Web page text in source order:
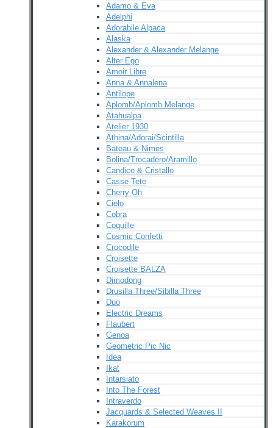
Adamo & Eva
Adelphi
Adorabile Alpaca
Alaska
Alexander & Alexander Melange
Alter Ego
Amoir Libre
Anna & Annalena
Antilope
Aplomb/Aplomb Melange
Atahualpa
Atelier 1930
Athina/Adorai/Scintilla
Bateau & Nimes
Bolina/Trocadero/Aramillo
Candice & Cristallo
Casse-Tete
Cherry Oh
Cielo
Cobra
Coquille
Cosmic Confetti
Crocodile
Croisette
Croisette BALZA
Dimodong
Drusilla Three/Sibilla Three
Duo
Electric Dreams
Flaubert
Genoa
Geometric Pic Nic
Idea
Ikat
Intarsiato
Into The Forest
Intraverdo
Jacquards & Selected Weaves II
Karakorum